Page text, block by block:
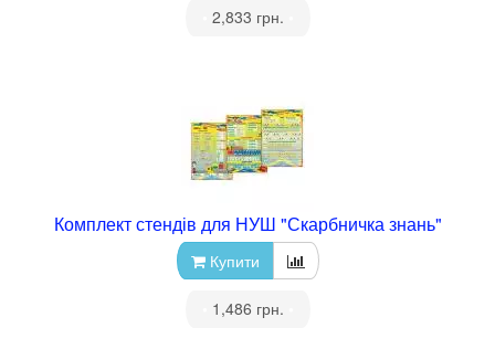
2,833 грн.
Комплект стендів для НУШ "Скарбничка знань"
Купити
1,486 грн.